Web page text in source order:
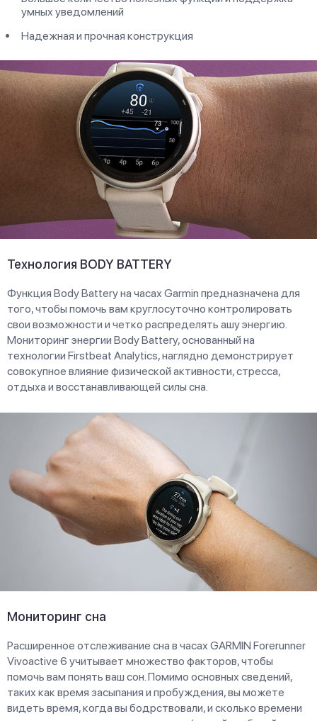
умных уведомлений
Надежная и прочная конструкция
Технология BODY BATTERY
Функция Body Battery на часах Garmin предназначена для
того, чтобы помочь вам круглосуточно контролировать
свои возможности и четко распределять ашу энергию.
Мониторинг энергии Body Battery, основанный на
технологии Firstbeat Analytics, наглядно демонстрирует
совокупное влияние физической активности, стресса,
отдыха и восстанавливающей силы сна.
Мониторинг сна
Расширенное отслеживание сна в часах GARMIN Forerunner
Vivoactive 6 учитывает множество факторов, чтобы
помочь вам понять ваш сон. Помимо основных сведений,
таких как время засыпания и пробуждения, вы можете
видеть время, когда вы бодрствовали, и сколько времени